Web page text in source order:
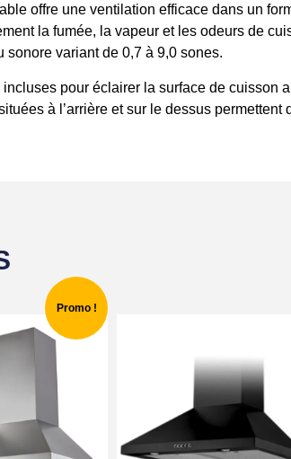
offre une ventilation efficace dans un
la fumée, la vapeur et les odeurs de
variant de 0,7 à 9,0 sones.
incluses pour éclairer la surface de cuisson
à l’arrière et sur le dessus
Promo !